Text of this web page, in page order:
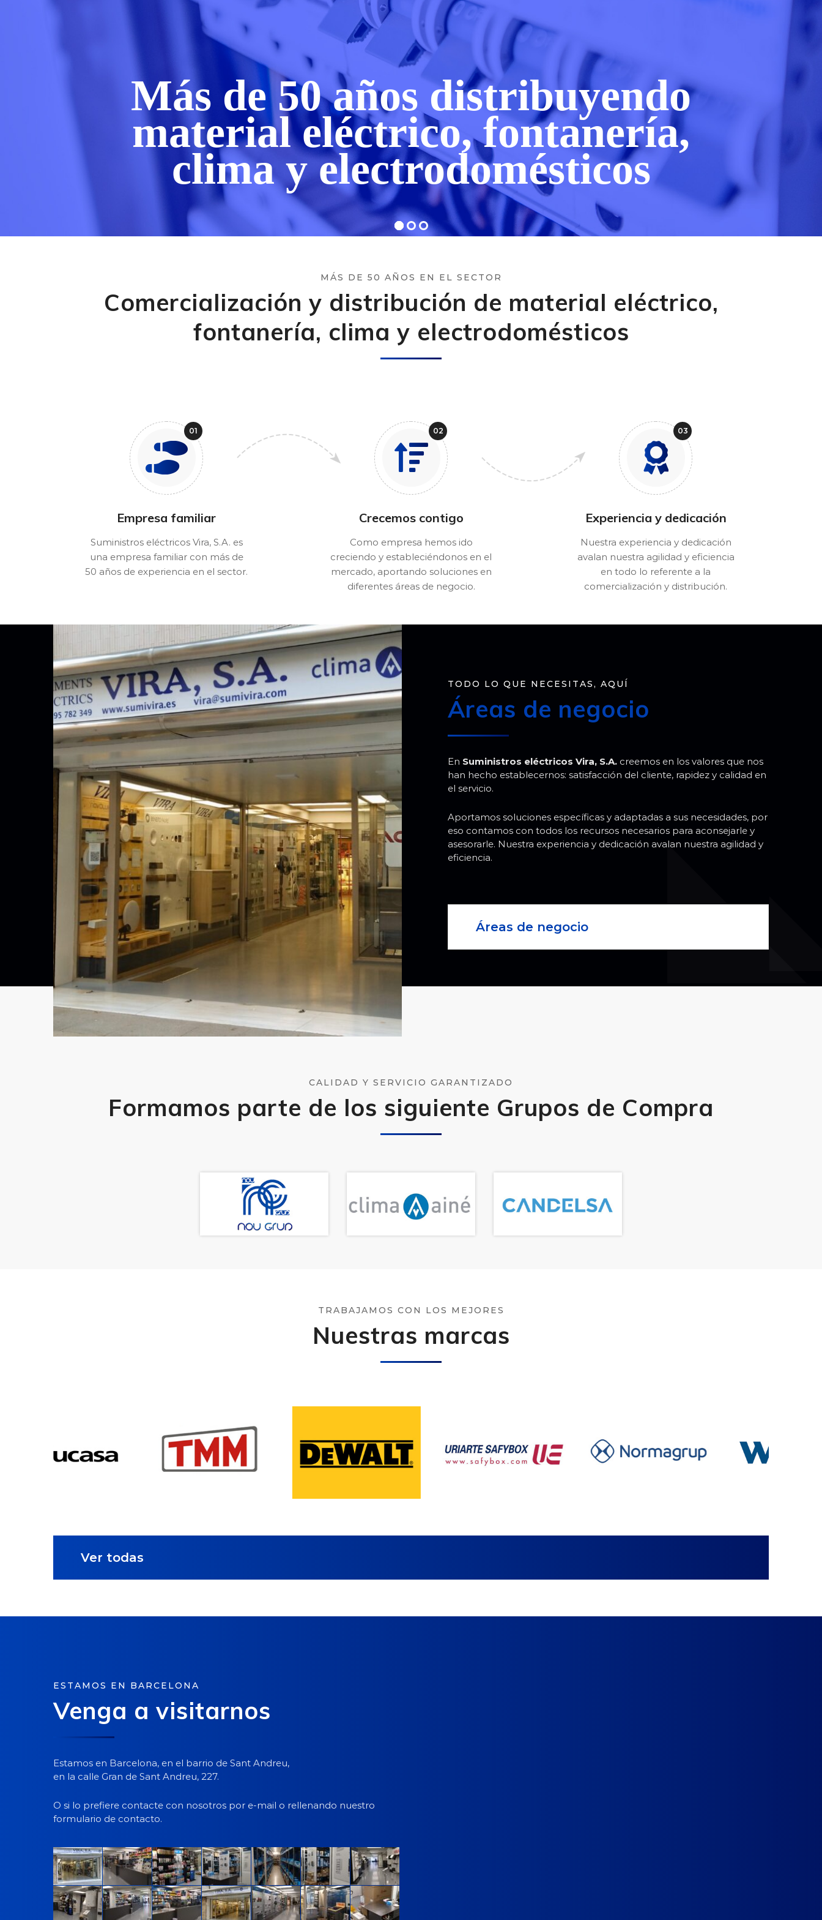
Más de 50 años distribuyendo
material eléctrico, fontanería,
clima y electrodomésticos
MÁS DE 50 AÑOS EN EL SECTOR
Comercialización y distribución de material eléctrico,
fontanería, clima y electrodomésticos
Empresa familiar
Suministros eléctricos Vira, S.A. es
una empresa familiar con más de
50 años de experiencia en el sector.
Crecemos contigo
Como empresa hemos ido
creciendo y estableciéndonos en el
mercado, aportando soluciones en
diferentes áreas de negocio.
Experiencia y dedicación
Nuestra experiencia y dedicación
avalan nuestra agilidad y eficiencia
en todo lo referente a la
comercialización y distribución.
TODO LO QUE NECESITAS, AQUÍ
Áreas de negocio
En Suministros eléctricos Vira, S.A. creemos en los valores que nos
han hecho establecernos: satisfacción del cliente, rapidez y calidad en
el servicio.
Aportamos soluciones específicas y adaptadas a sus necesidades, por
eso contamos con todos los recursos necesarios para aconsejarle y
asesorarle. Nuestra experiencia y dedicación avalan nuestra agilidad y
eficiencia.
Áreas de negocio
CALIDAD Y SERVICIO GARANTIZADO
Formamos parte de los siguiente Grupos de Compra
TRABAJAMOS CON LOS MEJORES
Nuestras marcas
Ver todas
ESTAMOS EN BARCELONA
Venga a visitarnos
Estamos en Barcelona, en el barrio de Sant Andreu,
en la calle Gran de Sant Andreu, 227.
O si lo prefiere contacte con nosotros por e-mail o rellenando nuestro
formulario de contacto.